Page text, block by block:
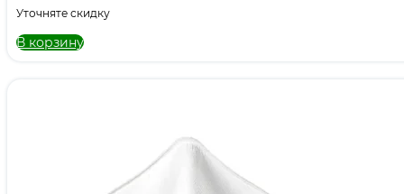
Уточняте скидку
В корзину